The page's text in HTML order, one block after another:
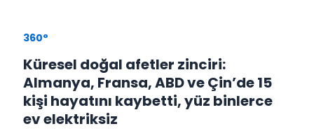
360°
Küresel doğal afetler zinciri:
Almanya, Fransa, ABD ve Çin’de 15
kişi hayatını kaybetti, yüz binlerce
ev elektriksiz